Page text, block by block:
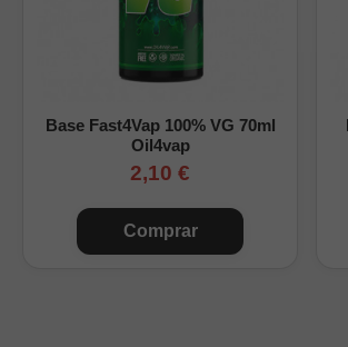
Base Fast4Vap 100% VG 70ml
Oil4vap
2,10 €
Comprar